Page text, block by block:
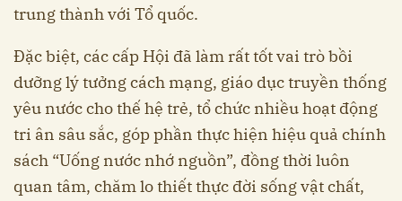
trung thành với Tổ quốc.
Đặc biệt, các cấp Hội đã làm rất tốt vai trò bồi
dưỡng lý tưởng cách mạng, giáo dục truyền thống
yêu nước cho thế hệ trẻ, tổ chức nhiều hoạt động
tri ân sâu sắc, góp phần thực hiện hiệu quả chính
sách “Uống nước nhớ nguồn”, đồng thời luôn
quan tâm, chăm lo thiết thực đời sống vật chất,